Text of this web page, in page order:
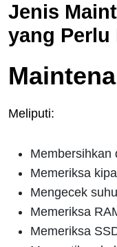
Jenis
yang Perlu
Meliputi:
Membersihkan
Memeriksa
Mengecek
Memeriksa
Memeriksa